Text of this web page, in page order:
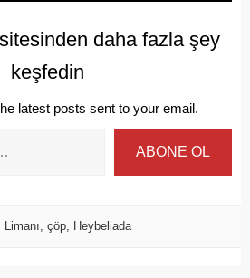
daha fazla şey
keşfedin
latest posts sent to your email.
ABONE OL
Limanı, çöp, Heybeliada